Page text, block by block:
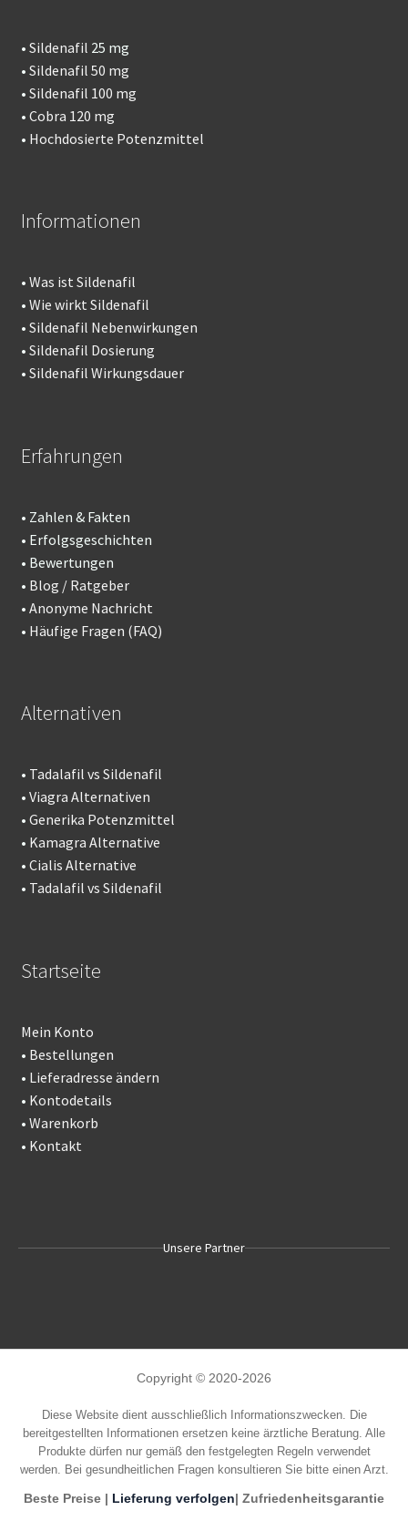
• Sildenafil 25 mg
• Sildenafil 50 mg
• Sildenafil 100 mg
• Cobra 120 mg
• Hochdosierte Potenzmittel
Informationen
• Was ist Sildenafil
• Wie wirkt Sildenafil
• Sildenafil Nebenwirkungen
• Sildenafil Dosierung
• Sildenafil Wirkungsdauer
Erfahrungen
• Zahlen & Fakten
• Erfolgsgeschichten
• Bewertungen
• Blog / Ratgeber
• Anonyme Nachricht
• Häufige Fragen (FAQ)
Alternativen
• Tadalafil vs Sildenafil
• Viagra Alternativen
• Generika Potenzmittel
• Kamagra Alternative
• Cialis Alternative
• Tadalafil vs Sildenafil
Startseite
Mein Konto
• Bestellungen
• Lieferadresse ändern
• Kontodetails
• Warenkorb
• Kontakt
Unsere Partner
Copyright © 2020-2026
Diese Website dient ausschließlich Informationszwecken. Die
bereitgestellten Informationen ersetzen keine ärztliche Beratung. Alle
Produkte dürfen nur gemäß den festgelegten Regeln verwendet
werden. Bei gesundheitlichen Fragen konsultieren Sie bitte einen Arzt.
Beste Preise | Lieferung verfolgen| Zufriedenheitsgarantie